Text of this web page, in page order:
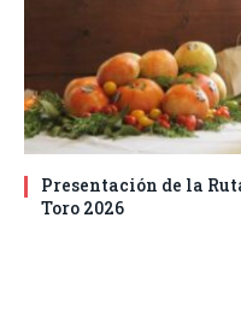
Presentación de la
Toro 2026